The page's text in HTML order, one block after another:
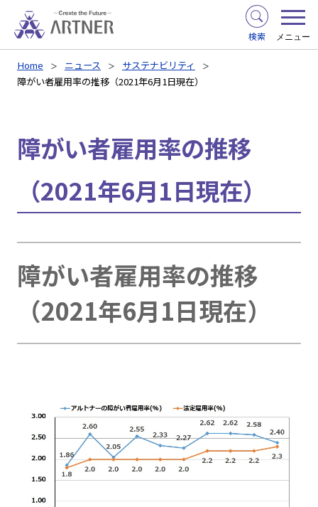
検索 メニュー
Home ニュース
サステナビリティ
障がい者雇用率の推移（2021年6月1日現在）
障がい者雇用率の推移
（2021年6月1日現在）
障がい者雇用率の推移
（2021年6月1日現在）